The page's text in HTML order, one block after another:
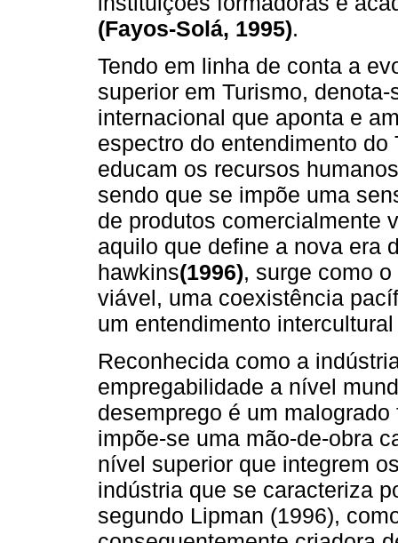
(Fayos-Solá, 1995).
Tendo em linha de conta a
superior em Turismo,
internacional que aponta e
espectro do entendimento
educam os recursos
sendo que se impõe uma
de produtos comercialmente
aquilo que define a nova era
hawkins(1996), surge como
viável, uma coexistência
um entendimento
Reconhecida como a
empregabilidade a nível
desemprego é um
impõe-se uma mão-de-obra
nível superior que integrem
indústria que se caracteriza
segundo Lipman (1996),